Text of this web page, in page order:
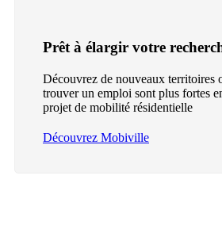
Prêt à élargir votre
Découvrez de nouveaux territoires
trouver un emploi sont plus fortes
projet de mobilité résidentielle
Découvrez Mobiville